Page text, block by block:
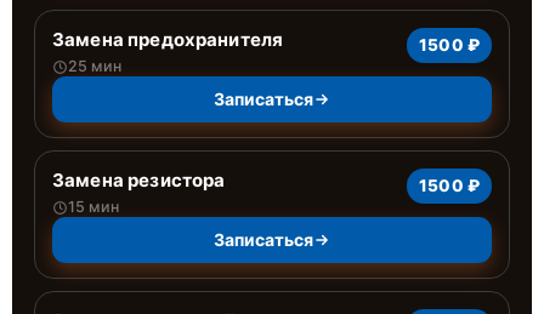
Замена предохранителя
25 мин
1500 ₽
Записаться
Замена резистора
15 мин
1500 ₽
Записаться